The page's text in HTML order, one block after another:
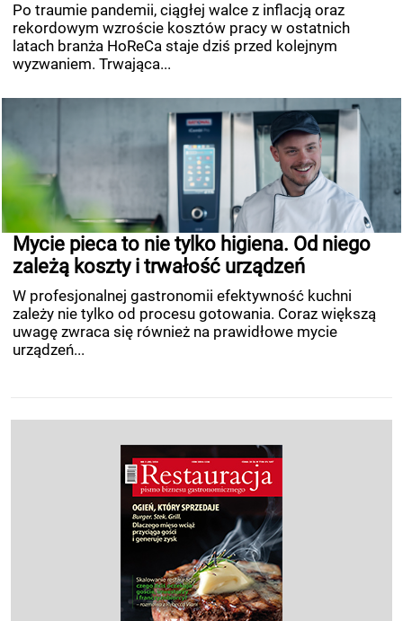
Po traumie pandemii, ciągłej walce z inflacją oraz
rekordowym wzroście kosztów pracy w ostatnich
latach branża HoReCa staje dziś przed kolejnym
wyzwaniem. Trwająca...
Mycie pieca to nie tylko higiena. Od niego
zależą koszty i trwałość urządzeń
W profesjonalnej gastronomii efektywność kuchni
zależy nie tylko od procesu gotowania. Coraz większą
uwagę zwraca się również na prawidłowe mycie
urządzeń...